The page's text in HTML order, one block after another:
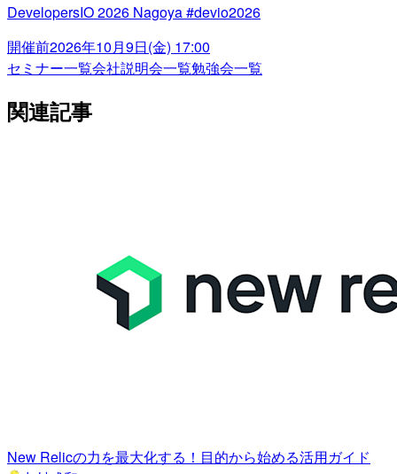
DevelopersIO 2026 Nagoya #devio2026
開催前2026年10月9日(金) 17:00
セミナー一覧会社説明会一覧勉強会一覧
関連記事
New Relicの力を最大化する！目的から始める活用ガイド